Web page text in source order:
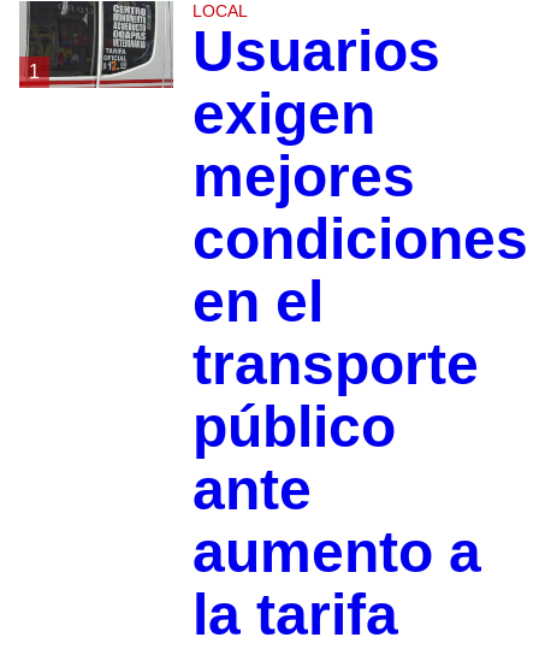
1
LOCAL
Usuarios
exigen
mejores
condiciones
en el
transporte
público
ante
aumento a
la tarifa